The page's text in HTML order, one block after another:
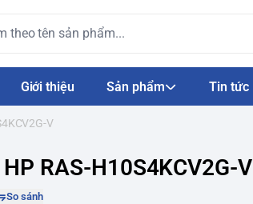
Giới thiệu Sản phẩm Tin tức
V
RAS-H10S4KCV2G-V
So sánh